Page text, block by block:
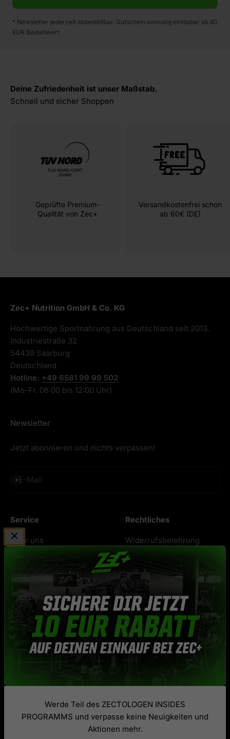
Werde Teil des ZECTOLOGEN INSIDES
PROGRAMMS und verpasse keine Neuigkeiten und
Aktionen mehr.
* Newsletter jederzeit abbestellbar. Gutschein einmalig einlösbar ab 80
EUR Bestellwert.
Deine Zufriedenheit ist unser Maßstab.
Geprüfte Premium-
Qualität von Zec+
Versandkostenfrei schon
ab 60€ (DE)
Zec+ Nutrition GmbH & Co. KG
Hochwertige Sportnahrung aus Deutschland seit 2013.
Industriestraße 32
54439 Saarburg
Deutschland
Hotline: +49 6581 99 99 502
(Mo-Fr. 08:00 bis 12:00 Uhr)
Newsletter
Jetzt abonnieren und nichts verpassen!
E-Mail
Abonnieren
Service
Über uns
Kontaktformular
Gutscheine
Treueprogramm
(Bonuspunkte)
Versand und
Rechtliches
Widerrufsbelehrung
Datenschutz
AGB
Cookie-Einstellungen
Barrierefreiheit
Förderung durch EU
Impressum